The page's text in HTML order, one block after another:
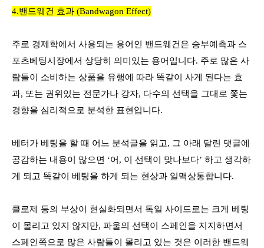
4.밴드웨건 효과 (Bandwagon Effect)
주로 경제학에서 사용되는 용어인 밴드웨건은 승부예측과 스
포츠베팅시장에서 상당히 의미있는 용어입니다. 주로 많은 사
람들이 소비하는 상품을 유행에 따라 똑같이 사게 된다는 효
과, 또는 권위있는 전문가나 강자, 다수의 선택을 그대로 쫓는
경향을 심리적으로 분석한 표현입니다.
베터가 베팅을 할 때 어느 분석글을 읽고, 그 아래 달린 댓글에
공감하는 내용이 많으면 ‘어 , 이 선택이 맞나보다’ 하고 생각하
게 되고 똑같이 베팅을 하게 되는 현상과 일맥상통합니다.
클로제 등의 부상이 현실화되면서 독일 사이드로는 크게 베팅
이 몰리고 있지 않지만, 파울의 선택이 스페인을 지지하면서
스페인쪽으로 많은 사람들이 몰리고 있는 것은 이러한 밴드웨